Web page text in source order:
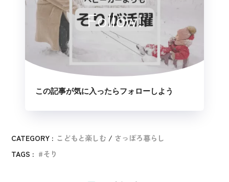
Follow!
この記事が気に入ったらフォローしよう
CATEGORY : こどもと楽しむ
さっぽろ暮らし
TAGS :
そり